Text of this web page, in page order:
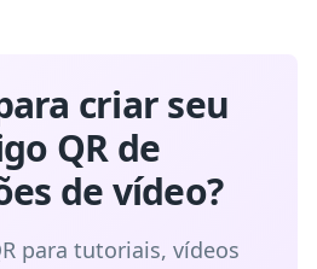
criar seu
QR de
de vídeo?
para tutoriais, vídeos